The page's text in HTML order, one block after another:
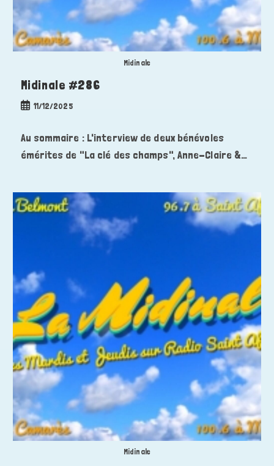
Midinale
Midinale #286
Publication
11/12/2025
Au sommaire : L'interview de deux bénévoles
émérites de "La clé des champs", Anne-Claire &…
Midinale